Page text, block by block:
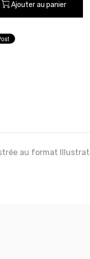
Ajouter au panier
au format